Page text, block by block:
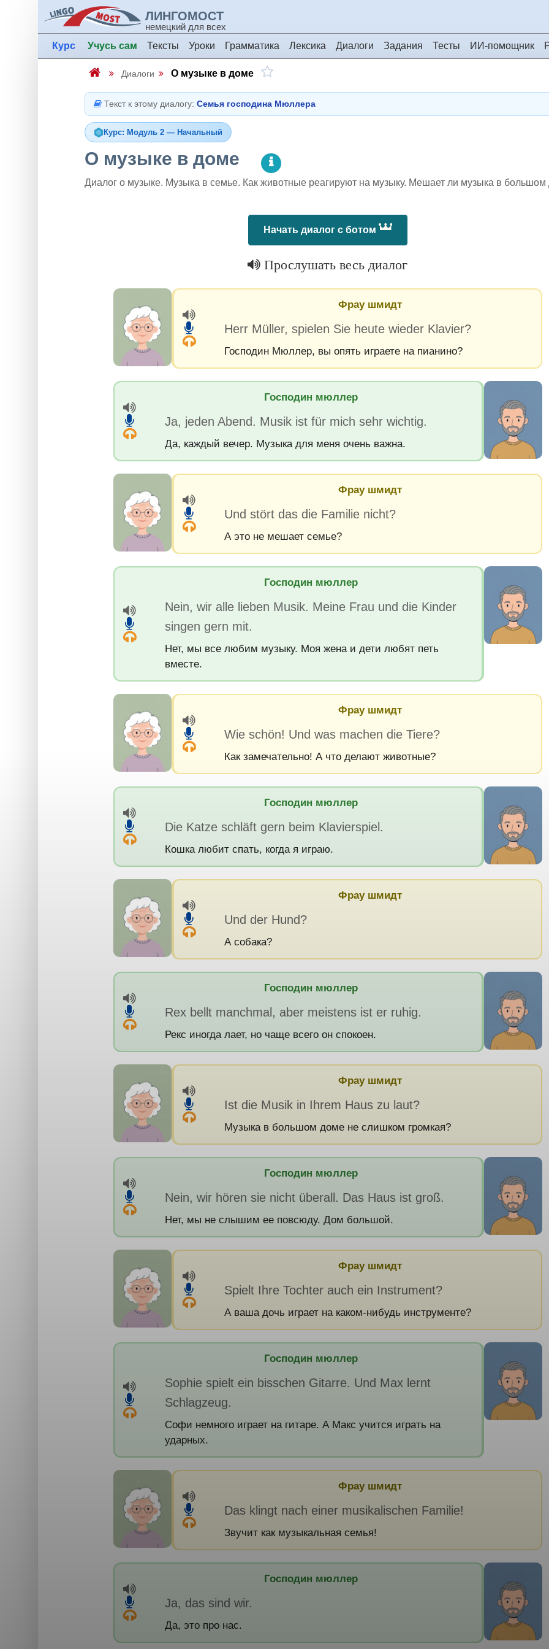
ЛИНГОМОСТ
немецкий для всех
Курс Учусь сам Тексты Уроки Грамматика Лексика Диалоги Задания Тесты ИИ-помощник
Диалоги О музыке в доме
Текст к этому диалогу: Семья господина Мюллера
Курс: Модуль 2 — Начальный
О музыке в доме
Диалог о музыке. Музыка в семье. Как животные реагируют на музыку. Мешает ли музыка в большом
Начать диалог с ботом
Прослушать весь диалог
Фрау шмидт
Herr Müller, spielen Sie heute wieder Klavier?
Господин Мюллер, вы опять играете на пианино?
Господин мюллер
Ja, jeden Abend. Musik ist für mich sehr wichtig.
Да, каждый вечер. Музыка для меня очень важна.
Фрау шмидт
Und stört das die Familie nicht?
А это не мешает семье?
Господин мюллер
Nein, wir alle lieben Musik. Meine Frau und die Kinder
singen gern mit.
Нет, мы все любим музыку. Моя жена и дети любят петь
вместе.
Фрау шмидт
Wie schön! Und was machen die Tiere?
Как замечательно! А что делают животные?
Господин мюллер
Die Katze schläft gern beim Klavierspiel.
Кошка любит спать, когда я играю.
Фрау шмидт
Und der Hund?
А собака?
Господин мюллер
Rex bellt manchmal, aber meistens ist er ruhig.
Рекс иногда лает, но чаще всего он спокоен.
Фрау шмидт
Ist die Musik in Ihrem Haus zu laut?
Музыка в большом доме не слишком громкая?
Господин мюллер
Nein, wir hören sie nicht überall. Das Haus ist groß.
Нет, мы не слышим ее повсюду. Дом большой.
Фрау шмидт
Spielt Ihre Tochter auch ein Instrument?
А ваша дочь играет на каком-нибудь инструменте?
Господин мюллер
Sophie spielt ein bisschen Gitarre. Und Max lernt
Schlagzeug.
Софи немного играет на гитаре. А Макс учится играть на
ударных.
Фрау шмидт
Das klingt nach einer musikalischen Familie!
Звучит как музыкальная семья!
Господин мюллер
Ja, das sind wir.
Да, это про нас.